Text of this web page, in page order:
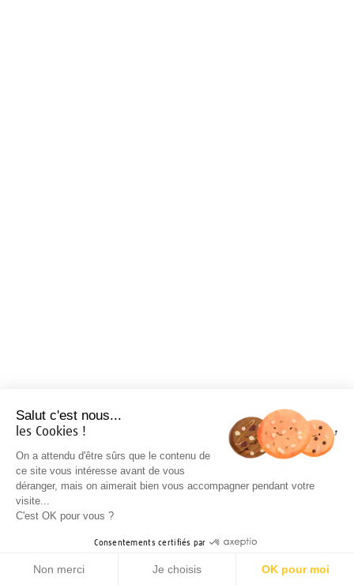
Salut c'est nous...
les Cookies !
On a attendu d'être sûrs que le contenu de
ce site vous intéresse avant de vous
déranger, mais on aimerait bien vous accompagner pendant votre
visite...
C'est OK pour vous ?
Consentements certifiés par
Non merci Je choisis OK pour moi